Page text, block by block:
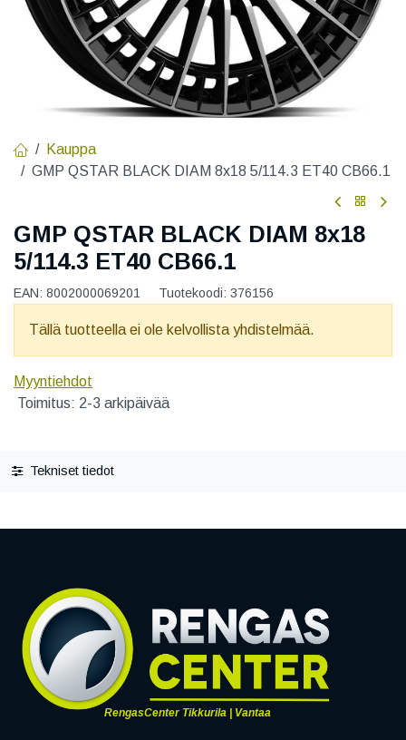
Kauppa
GMP QSTAR BLACK DIAM 8x18 5/114.3 ET40 CB66.1
GMP QSTAR BLACK DIAM 8x18
5/114.3 ET40 CB66.1
EAN: 8002000069201 Tuotekoodi: 376156
Tällä tuotteella ei ole kelvollista yhdistelmää.
Myyntiehdot
Toimitus: 2-3 arkipäivää
Tekniset tiedot
RengasCenter Tikkurila | Vantaa